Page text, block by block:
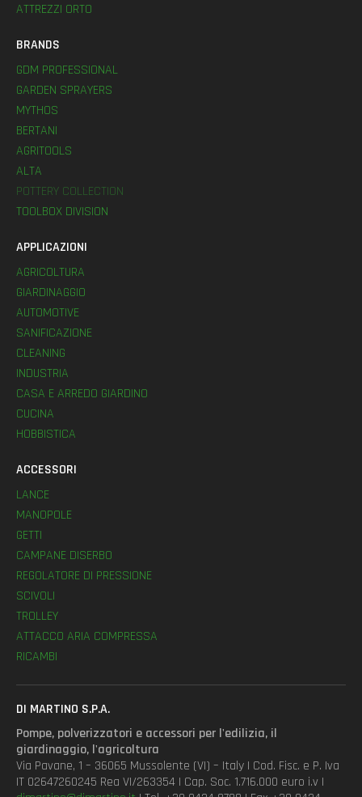
ATTREZZI ORTO
BRANDS
GDM PROFESSIONAL
GARDEN SPRAYERS
MYTHOS
BERTANI
AGRITOOLS
ALTA
POTTERY COLLECTION
TOOLBOX DIVISION
APPLICAZIONI
AGRICOLTURA
GIARDINAGGIO
AUTOMOTIVE
SANIFICAZIONE
CLEANING
INDUSTRIA
CASA E ARREDO GIARDINO
CUCINA
HOBBISTICA
ACCESSORI
LANCE
MANOPOLE
GETTI
CAMPANE DISERBO
REGOLATORE DI PRESSIONE
SCIVOLI
TROLLEY
ATTACCO ARIA COMPRESSA
RICAMBI
DI MARTINO S.P.A.
Pompe, polverizzatori e accessori per l'edilizia, il
giardinaggio, l'agricoltura
Via Pavane, 1 – 36065 Mussolente (VI) – Italy | Cod. Fisc. e P. Iva
IT 02647260245 Rea VI/263354 | Cap. Soc. 1.716.000 euro i.v |